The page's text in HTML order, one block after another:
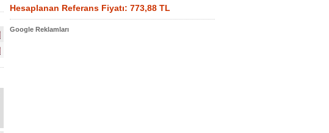
Hesaplanan Referans Fiyatı: 773,88 TL
Google Reklamları